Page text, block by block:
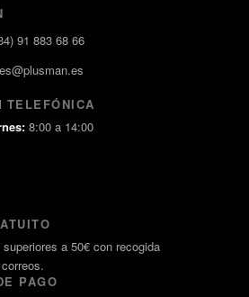
91 883 68 66
TELEFÓNICA
8:00 a 14:00
a 50€ con recogida
PAGO